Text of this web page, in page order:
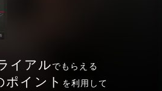
イアルでもらえる
ポイント を利用して